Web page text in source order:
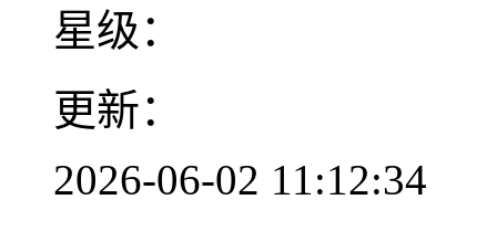
星级：
更新：
2026-06-02 11:12:34